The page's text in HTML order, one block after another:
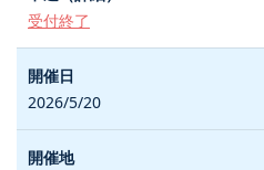
受付終了
2026/5/20